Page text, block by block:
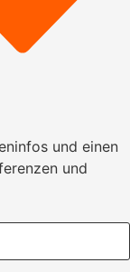
und einen
und